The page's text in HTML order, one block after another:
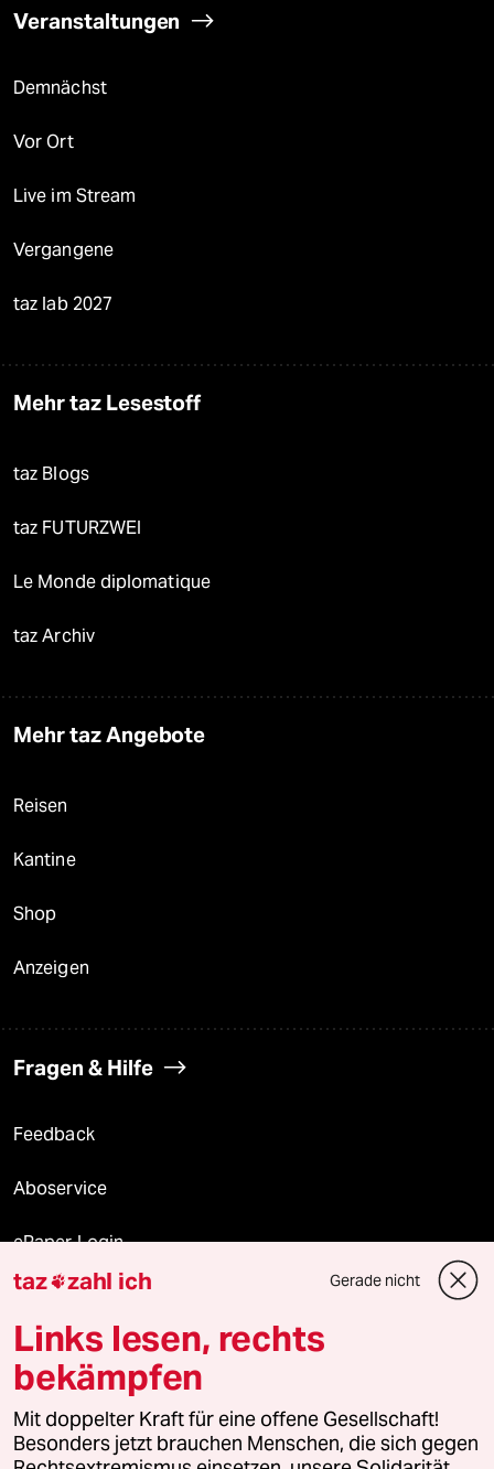
Veranstaltungen
Demnächst
Vor Ort
Live im Stream
Vergangene
taz lab 2027
Mehr taz Lesestoff
taz Blogs
taz FUTURZWEI
Le Monde diplomatique
taz Archiv
Mehr taz Angebote
Reisen
Kantine
Shop
Anzeigen
Fragen & Hilfe
Feedback
Aboservice
ePaper Login
Downloads für Abonnierende
© 2026 taz Verlags und Vertriebs GmbH
Alle Rechte vorbehalten. Bei rechtlichen Fragen oder für Genehmigungen
wenden Sie sich bitte an lizenzen@taz.de
taz zahl ich Gerade nicht
Links lesen, rechts
bekämpfen
Mit doppelter Kraft für eine offene Gesellschaft!
Besonders jetzt brauchen Menschen, die sich gegen